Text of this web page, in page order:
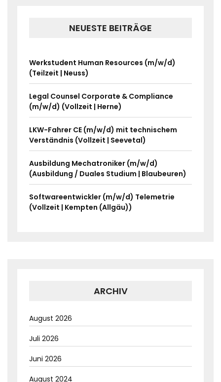
NEUESTE BEITRÄGE
Werkstudent Human Resources (m/w/d)
(Teilzeit | Neuss)
Legal Counsel Corporate & Compliance
(m/w/d) (Vollzeit | Herne)
LKW-Fahrer CE (m/w/d) mit technischem
Verständnis (Vollzeit | Seevetal)
Ausbildung Mechatroniker (m/w/d)
(Ausbildung / Duales Studium | Blaubeuren)
Softwareentwickler (m/w/d) Telemetrie
(Vollzeit | Kempten (Allgäu))
ARCHIV
August 2026
Juli 2026
Juni 2026
August 2024